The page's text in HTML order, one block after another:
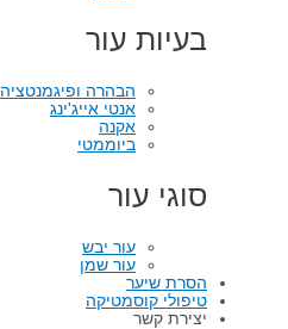
בעיות עור
הבהרה ופיגמנטציה
אנטי אייג'ינג
אקנה
ביוממטי
סוגי עור
עור יבש
עור שמן
הסרת שיער
טיפולי קוסמטיקה
יצירת קשר